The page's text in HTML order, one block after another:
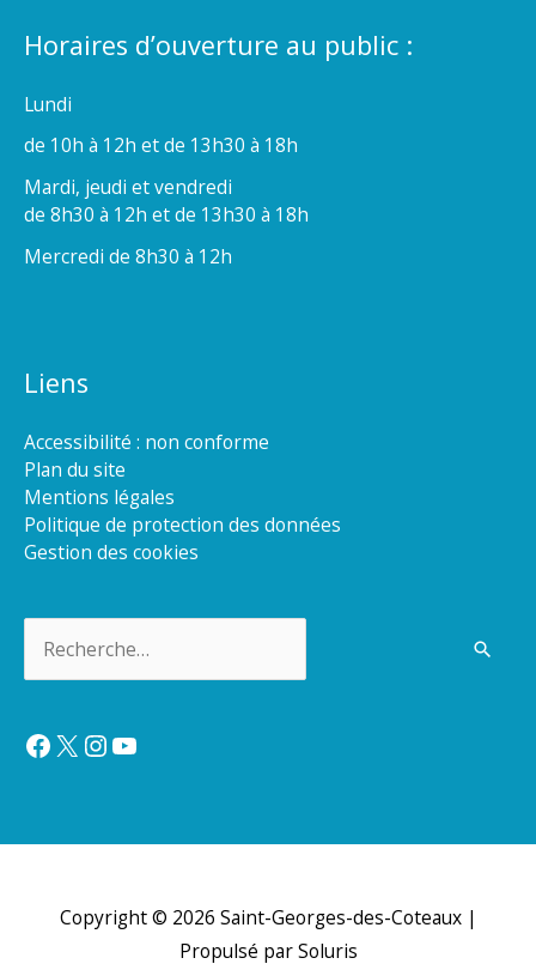
Horaires d’ouverture au public :
Lundi
de 10h à 12h et de 13h30 à 18h
Mardi, jeudi et vendredi
de 8h30 à 12h et de 13h30 à 18h
Mercredi de 8h30 à 12h
Liens
Accessibilité : non conforme
Plan du site
Mentions légales
Politique de protection des données
Gestion des cookies
Facebook
X Instagram
YouTube
Copyright © 2026 Saint-Georges-des-Coteaux|
Propulsé par Soluris